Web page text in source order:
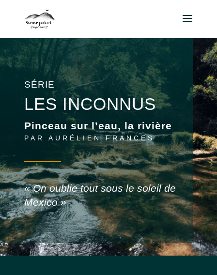
SÉRIE
LES INCONNUS
Pinceau sur l’eau, la rivière
PAR AURÉLIEN FRANCES
« On oublie tout sous le soleil de
Mexico »